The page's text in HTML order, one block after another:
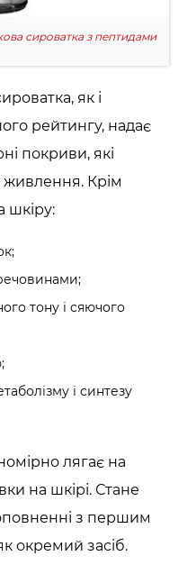
сироватка з пептидами
як і
рейтингу, надає
покриви, які
живлення. Крім
шкіру:
тону і сяючого
і синтезу
лягає на
на шкірі. Стане
з першим
окремий засіб.